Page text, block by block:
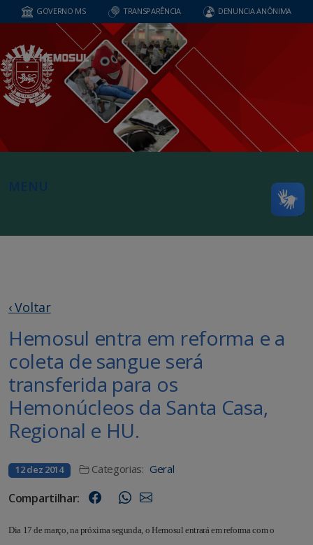
GOVERNO MS TRANSPARÊNCIA DENUNCIA ANÔNIMA
MENU
‹ Voltar
Hemosul entra em reforma e a
coleta de sangue será
transferida para os
Hemonúcleos da Santa Casa,
Regional e HU.
12 dez 2014 Categorias: Geral
Compartilhar:
Dia 17 de março, na próxima segunda, o Hemosul entrará em reforma com o